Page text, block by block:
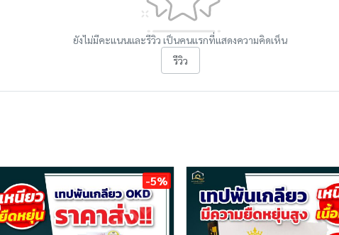
ยังไม่มีคะแนนและรีวิว เป็นคนแรกที่แสดงความคิดเห็น
รีวิว
-5%